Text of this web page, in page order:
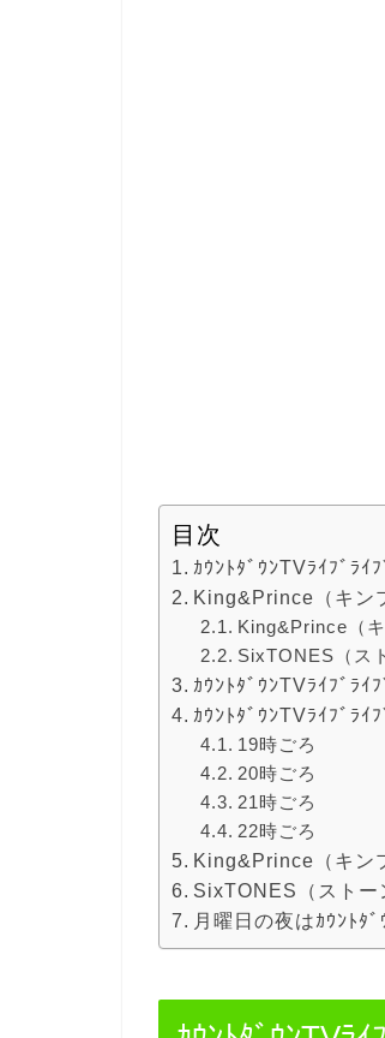
目次
ｶｳﾝﾄﾀﾞｳﾝTVﾗｲﾌﾞﾗｲ
King&Prince（キン
King&Prince（
SixTONES（ス
ｶｳﾝﾄﾀﾞｳﾝTVﾗｲﾌﾞﾗｲ
ｶｳﾝﾄﾀﾞｳﾝTVﾗｲﾌﾞﾗｲ
19時ごろ
20時ごろ
21時ごろ
22時ごろ
King&Prince（キン
SixTONES（ストー
月曜日の夜はｶｳﾝﾄﾀ